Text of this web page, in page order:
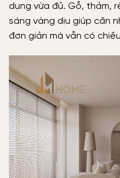
dụng vừa đủ. Gỗ, thảm,
sáng vàng dịu giúp căn
đơn giản mà vẫn có